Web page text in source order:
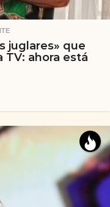
juglares» que
TV: ahora está